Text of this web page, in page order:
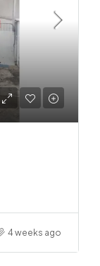
4 weeks ago